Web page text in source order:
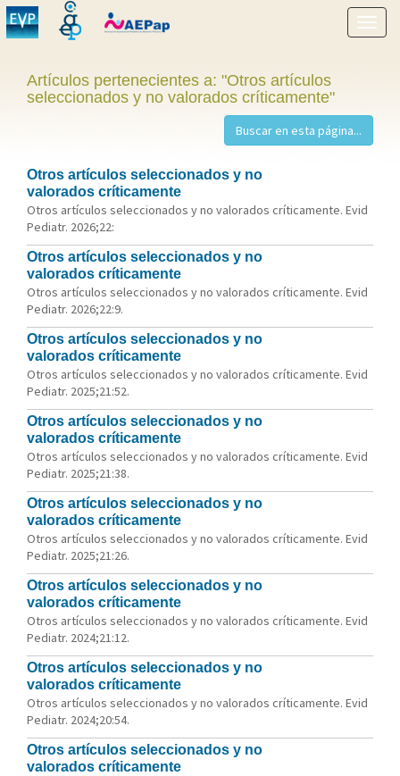
menú
Artículos pertenecientes a: "Otros artículos
seleccionados y no valorados críticamente"
Otros artículos seleccionados y no
valorados críticamente
Otros artículos seleccionados y no valorados críticamente. Evid
Pediatr. 2026;22:
Otros artículos seleccionados y no
valorados críticamente
Otros artículos seleccionados y no valorados críticamente. Evid
Pediatr. 2026;22:9.
Otros artículos seleccionados y no
valorados críticamente
Otros artículos seleccionados y no valorados críticamente. Evid
Pediatr. 2025;21:52.
Otros artículos seleccionados y no
valorados críticamente
Otros artículos seleccionados y no valorados críticamente. Evid
Pediatr. 2025;21:38.
Otros artículos seleccionados y no
valorados críticamente
Otros artículos seleccionados y no valorados críticamente. Evid
Pediatr. 2025;21:26.
Otros artículos seleccionados y no
valorados críticamente
Otros artículos seleccionados y no valorados críticamente. Evid
Pediatr. 2024;21:12.
Otros artículos seleccionados y no
valorados críticamente
Otros artículos seleccionados y no valorados críticamente. Evid
Pediatr. 2024;20:54.
Otros artículos seleccionados y no
valorados críticamente